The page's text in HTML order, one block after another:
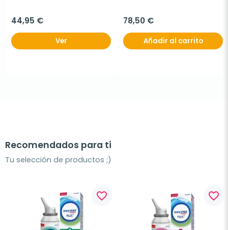
44,95 €
Ver
78,50 €
Añadir al carrito
Recomendados para ti
Tu selección de productos ;)
favorite_border favorite_border